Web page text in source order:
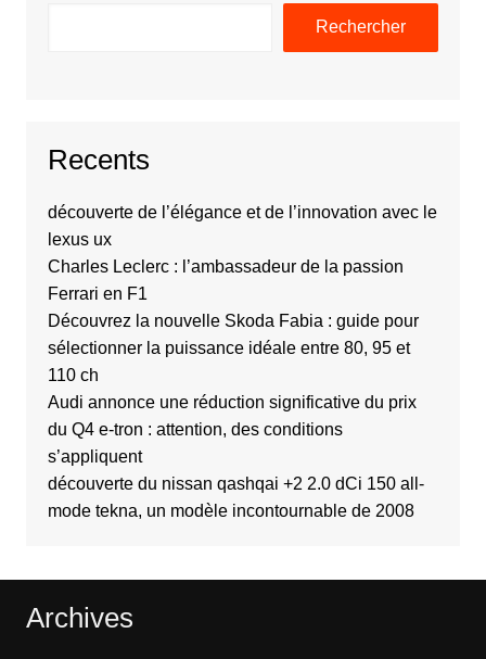
Rechercher
Recents
découverte de l’élégance et de l’innovation avec le
lexus ux
Charles Leclerc : l’ambassadeur de la passion
Ferrari en F1
Découvrez la nouvelle Skoda Fabia : guide pour
sélectionner la puissance idéale entre 80, 95 et
110 ch
Audi annonce une réduction significative du prix
du Q4 e-tron : attention, des conditions
s’appliquent
découverte du nissan qashqai +2 2.0 dCi 150 all-
mode tekna, un modèle incontournable de 2008
Archives